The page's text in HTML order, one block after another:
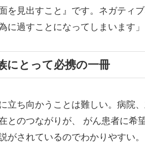
を見出すこと』です。ネガティ
に過すことになってしまいます」
にとって必携の一冊
立ち向かうことは難しい。病院
のつながりが、 がん患者に希
がされているのでわかりやすい。